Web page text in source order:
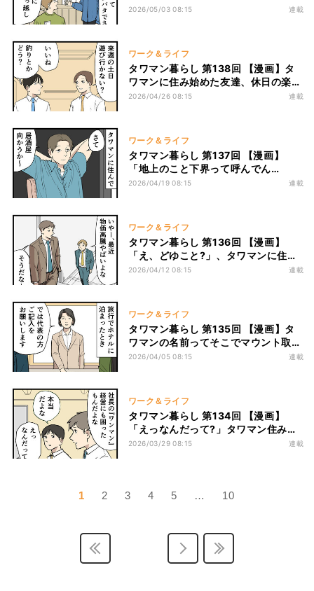
乗るな？と友達にイラッとした瞬間
2026/05/03 08:15 連載
ワーク＆ライフ
タワマン暮らし 第138回 【漫画】タ
ワマンに住み始めた友達、休日の楽し
み方まで変わってしまった
2026/04/26 08:15 連載
ワーク＆ライフ
タワマン暮らし 第137回 【漫画】
「地上のこと下界って呼んでん
の…??」タワマンに住む友達がどんど
2026/04/19 08:15 連載
ワーク＆ライフ
タワマン暮らし 第136回 【漫画】
「え、どゆこと?」、タワマンに住む
同僚とは世界観が違いすぎて話が合わ
2026/04/12 08:15 連載
ワーク＆ライフ
タワマン暮らし 第135回 【漫画】タ
ワマンの名前ってそこでマウント取れ
るんだ……友達のさりげない一言にイ
2026/04/05 08:15 連載
ワーク＆ライフ
タワマン暮らし 第134回 【漫画】
「えっなんだって?」タワマン住み
男、飲み会で気まずすぎる勘違い
2026/03/29 08:15 連載
1 2 3 4 5 … 10